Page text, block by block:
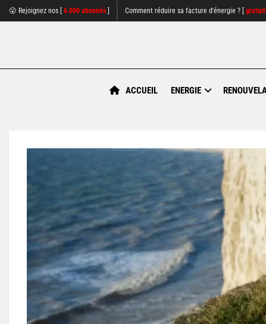
😮 Rejoignez nos [ 6.000 abonnés Comment réduire sa facture d'énergie ? [ gratuit
ACCUEIL ENERGIE